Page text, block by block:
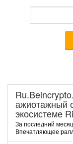
ажиотажный
экосистеме
За последний
Впечатляющее